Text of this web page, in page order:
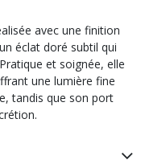
avec une finition
éclat doré subtil qui
et soignée, elle
une lumière fine
tandis que son port